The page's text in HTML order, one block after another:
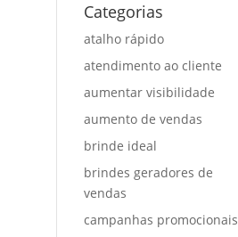
Categorias
atalho rápido
atendimento ao cliente
aumentar visibilidade
aumento de vendas
brinde ideal
brindes geradores de
vendas
campanhas promocionais